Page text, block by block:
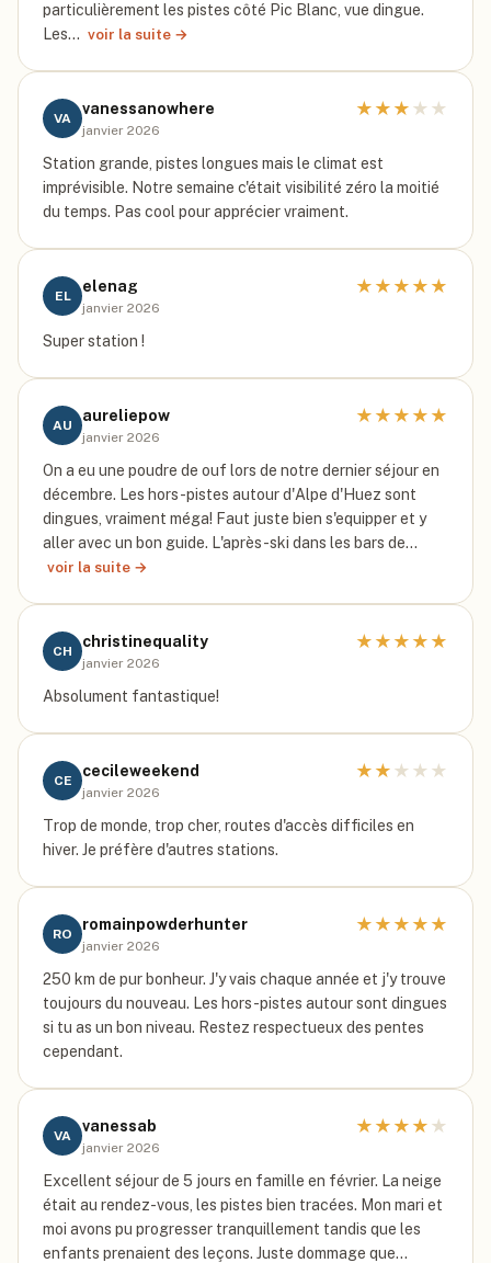
particulièrement les pistes côté Pic Blanc, vue dingue.
Les… voir la suite →
VA
vanessanowhere
janvier 2026
★ ★ ★ ★ ★
Station grande, pistes longues mais le climat est
imprévisible. Notre semaine c'était visibilité zéro la moitié
du temps. Pas cool pour apprécier vraiment.
EL
elenag
janvier 2026
★ ★ ★ ★ ★
Super station !
AU
aureliepow
janvier 2026
★ ★ ★ ★ ★
On a eu une poudre de ouf lors de notre dernier séjour en
décembre. Les hors-pistes autour d'Alpe d'Huez sont
dingues, vraiment méga! Faut juste bien s'equipper et y
aller avec un bon guide. L'après-ski dans les bars de…
voir la suite →
CH
christinequality
janvier 2026
★ ★ ★ ★ ★
Absolument fantastique!
CE
cecileweekend
janvier 2026
★ ★ ★ ★ ★
Trop de monde, trop cher, routes d'accès difficiles en
hiver. Je préfère d'autres stations.
RO
romainpowderhunter
janvier 2026
★ ★ ★ ★ ★
250 km de pur bonheur. J'y vais chaque année et j'y trouve
toujours du nouveau. Les hors-pistes autour sont dingues
si tu as un bon niveau. Restez respectueux des pentes
cependant.
VA
vanessab
janvier 2026
★ ★ ★ ★ ★
Excellent séjour de 5 jours en famille en février. La neige
était au rendez-vous, les pistes bien tracées. Mon mari et
moi avons pu progresser tranquillement tandis que les
enfants prenaient des leçons. Juste dommage que…